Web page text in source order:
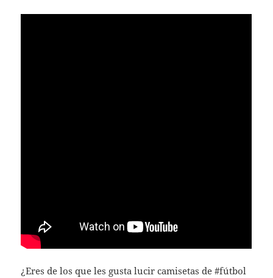
¿Eres de los que les gusta lucir camisetas de #fútbol